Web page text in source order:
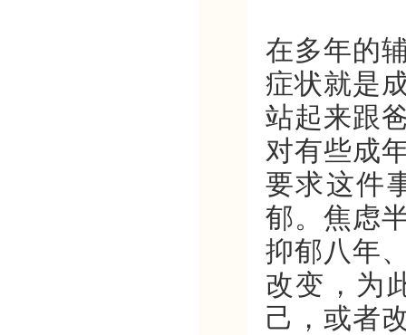
在多年的
症状就是
站起来跟
对有些成
要求这件
郁。焦虑
抑郁八年
改变，为
己，或者